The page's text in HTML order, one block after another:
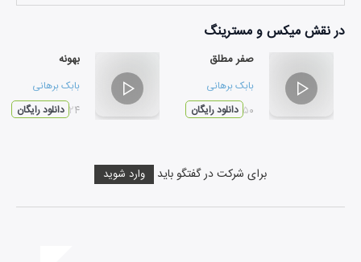
در نقشمیکس و مسترینگ
صفر مطلق
بابک برهانی
۰۳:۵۰دانلود رایگان
بهونه
بابک برهانی
۰۵:۲۴دانلود رایگان
برای شرکت در گفتگو باید وارد شوید